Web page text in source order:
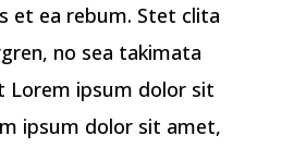
et ea rebum. Stet clita
no sea takimata
Lorem ipsum dolor sit
ipsum dolor sit amet,